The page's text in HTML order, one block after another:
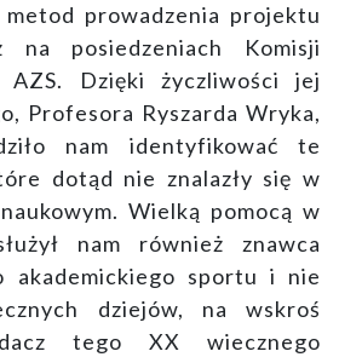
prowadzenia projektu
na posiedzeniach Komisji
AZS. Dzięki życzliwości jej
Profesora Ryszarda Wryka,
nam identyfikować te
dotąd nie znalazły się w
Wielką pomocą w
nam również znawca
akademickiego sportu i nie
dziejów, na wskroś
tego XX wiecznego